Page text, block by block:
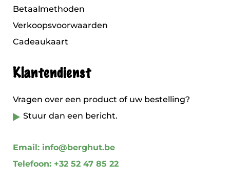
Betaalmethoden
Verkoopsvoorwaarden
Cadeaukaart
Klantendienst
Vragen over een product of uw bestelling?
Stuur dan een bericht.
Email: info@berghut.be
Telefoon: +32 52 47 85 22